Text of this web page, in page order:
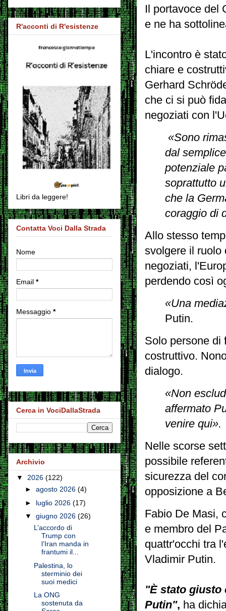
Il portavoce del
e ne ha
L'incontro è
chiare e
Gerhard
che ci si può
negoziati con
«Sono
dal
potenziale
soprattutto
che la
coraggio di
Allo stesso
svolgere il ruolo
negoziati,
perdendo così
«Una
Putin.
Solo persone di
costruttivo.
dialogo.
«Non
affermato
venire qui».
Nelle scorse
possibile
sicurezza del
opposizione a
Fabio De Masi,
e membro del
quattr'occhi tra
Vladimir Putin.
"È stato giusto
Putin", ha
R'acconti di R'esistenze
Libri da leggere!
Contatta Voci Dalla Strada
Nome
Email *
Messaggio *
Cerca in VociDallaStrada
Archivio
▼ 2026 (122)
► agosto 2026 (4)
► luglio 2026 (17)
▼ giugno 2026 (26)
L’accordo di
Trump con
l’Iran manda in
frantumi il...
Palestina, lo
sterminio dei
suoi medici
La ONG
sostenuta da